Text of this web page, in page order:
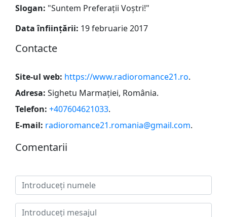
Slogan: "Suntem Preferații Voștri!"
Data înființării: 19 februarie 2017
Сontacte
Site-ul web: https://www.radioromance21.ro.
Adresa: Sighetu Marmației, România.
Telefon: +407604621033.
E-mail: radioromance21.romania@gmail.com.
Сomentarii